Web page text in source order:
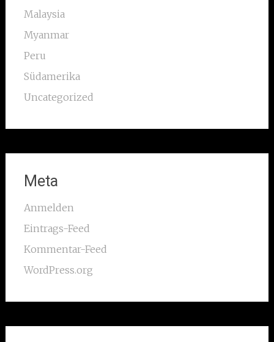
Malaysia
Myanmar
Peru
Südamerika
Uncategorized
Meta
Anmelden
Eintrags-Feed
Kommentar-Feed
WordPress.org